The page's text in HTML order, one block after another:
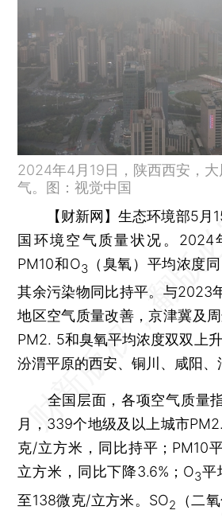
2024年4月19日，陕西西安，
气。图：视觉中国
【财新网】生态环境部5月
国环境空气质量状况。2024
PM10和O3 （臭氧）平均浓度
其余污染物同比持平。与2023
地区空气质量改善，京津冀及
PM2. 5和臭氧平均浓度双双上
汾渭平原的西安、铜川、咸阳、
全国层面，各项空气质量
月，339个地级及以上城市
克/立方米，同比持平；PM10
立方米，同比下降3.6%；O3平
至138微克/立方米。SO2 （二